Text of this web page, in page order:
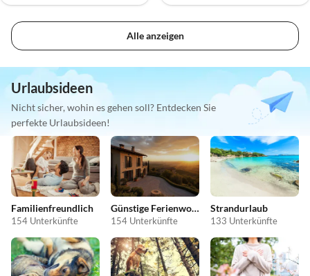
Alle anzeigen
Urlaubsideen
Nicht sicher, wohin es gehen soll? Entdecken Sie
perfekte Urlaubsideen!
Familienfreundlich
154 Unterkünfte
Günstige Ferienwohnungen
154 Unterkünfte
Strandurlaub
133 Unterkünfte